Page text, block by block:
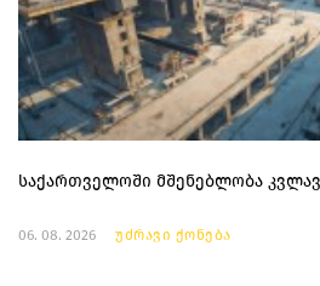
საქართველოში მშენებლობა
06. 08. 2026 უძრავი ქონება